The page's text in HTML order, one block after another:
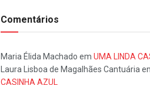
Comentários
Maria Élida Machado em UMA LINDA
Laura Lisboa de Magalhães Cantuária
CASINHA AZUL